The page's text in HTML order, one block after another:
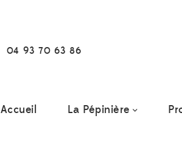
04 93 70 63 86
Accueil La Pépinière